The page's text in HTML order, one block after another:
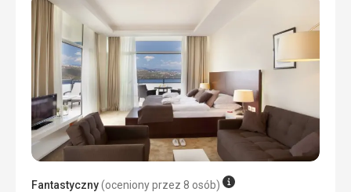
Fantastyczny(oceniony przez 8 osób)